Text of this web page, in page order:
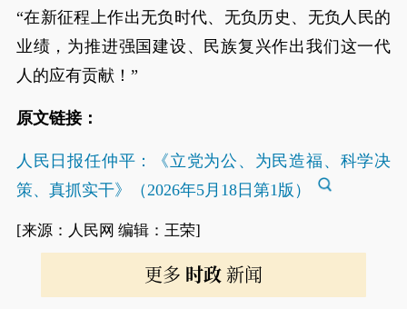
“在新征程上作出无负时代、无负历史、无负人民的
业绩，为推进强国建设、民族复兴作出我们这一代
人的应有贡献！”
原文链接：
人民日报任仲平：《立党为公、为民造福、科学决
策、真抓实干》（2026年5月18日第1版）
[来源：人民网 编辑：王荣]
更多 时政新闻